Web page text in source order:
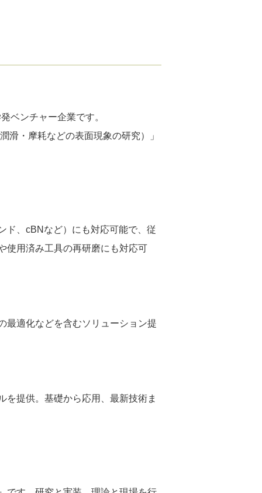
ベンチャー企業です。
滑・摩耗などの表面現象の研究）」
ド、cBNなど）にも対応可能で、従
使用済み工具の再研磨にも対応可
最適化などを含むソリューション提
提供。基礎から応用、最新技術ま